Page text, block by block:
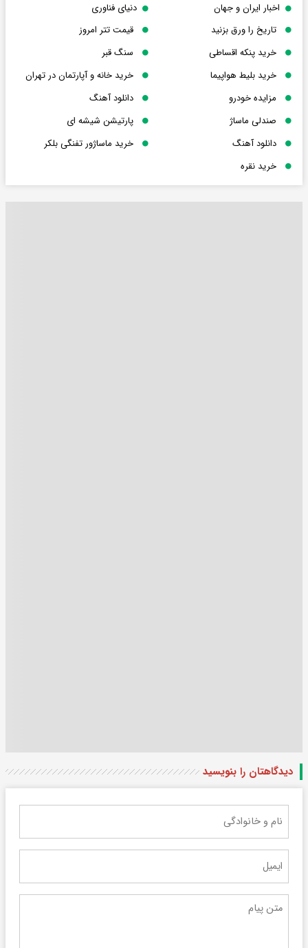
اخبار ایران و جهان
دنیای فناوری
تاریخ را ورق بزنید
قیمت تتر امروز
خرید پنکه اقساطی
سنگ قبر
خرید بلیط هواپیما
خرید خانه و آپارتمان در تهران
مزایده خودرو
دانلود آهنگ
صندلی ماساژ
پارتیشن شیشه ای
دانلود آهنگ
خرید ماساژور تفنگی بلکر
خرید نقره
دیدگاهتان را بنویسید